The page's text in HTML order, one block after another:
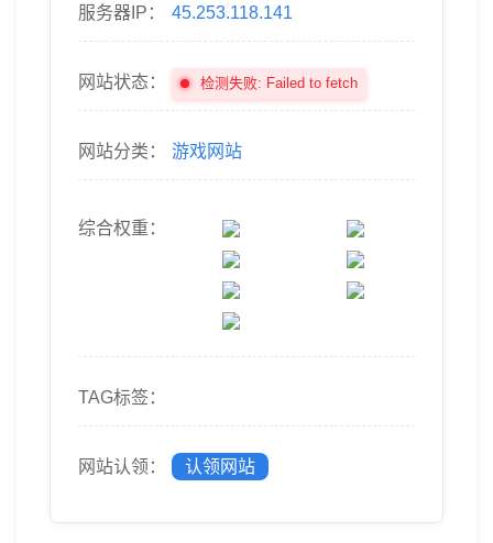
服务器IP： 45.253.118.141
网站状态： 检测失败: Failed to fetch
网站分类： 游戏网站
综合权重：
TAG标签：
网站认领： 认领网站